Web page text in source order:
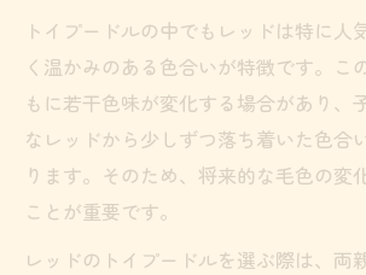
トイプードルの中でもレッドは特に人
く温かみのある色合いが特徴です。こ
もに若干色味が変化する場合があり、
なレッドから少しずつ落ち着いた色合
ります。そのため、将来的な毛色の変
ことが重要です。
レッドのトイプードルを選ぶ際は、両